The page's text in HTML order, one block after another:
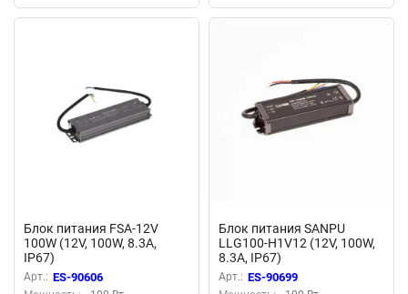
Блок питания FSA-12V
100W (12V, 100W, 8.3A,
IP67)
Арт.: ES-90606
Блок питания SANPU
LLG100-H1V12 (12V, 100W,
8.3A, IP67)
Арт.: ES-90699